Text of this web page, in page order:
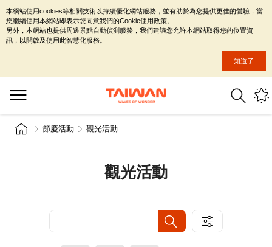
節慶活動 觀光活動
觀光活動
本網站使用cookies等相關技術以持續優化網站服務，並有助於為您提供更佳的體驗，當
您繼續使用本網站即表示您同意我們的Cookie使用政策。
另外，本網站也提供周邊景點自動偵測服務，我們建議您允許本網站取得您的位置資
訊，以開啟及使用此智慧化服務。
知道了